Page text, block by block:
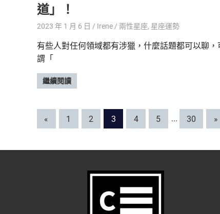
道」！
2023 年 1 月 6 日 Irene 兩性星座, 星座運勢
有些人對任何領域都有涉獵，什麼話題都可以聊，
謂「
繼續閱讀
文
« Previous
Posts
1 2 3 4 5 ... 30 »